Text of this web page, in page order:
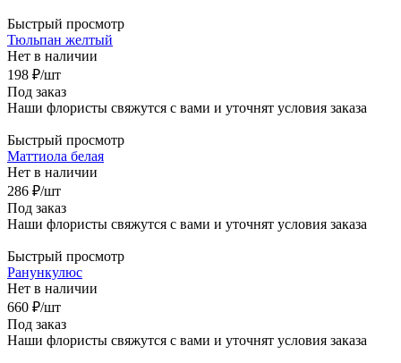
Быстрый просмотр
Тюльпан желтый
Нет в наличии
198 ₽/шт
Под заказ
Наши флористы свяжутся с вами и уточнят условия заказа
Быстрый просмотр
Маттиола белая
Нет в наличии
286 ₽/шт
Под заказ
Наши флористы свяжутся с вами и уточнят условия заказа
Быстрый просмотр
Ранункулюс
Нет в наличии
660 ₽/шт
Под заказ
Наши флористы свяжутся с вами и уточнят условия заказа